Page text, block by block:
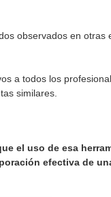
observados en
a todos los
similares.
el uso de esa
efectiva de